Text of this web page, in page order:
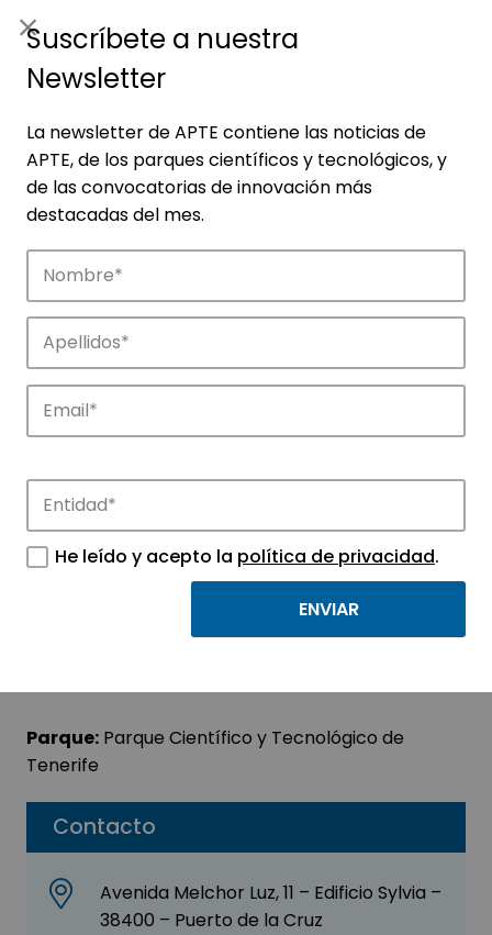
Empresas
Descubre las empresas que impulsan la
innovación en los parques de APTE.
Contacto
Avenida Melchor Luz, 11 – Edificio Sylvia –
38400 – Puerto de la Cruz
CLEVER CODEX SL
Parque: Parque Científico y Tecnológico de
Tenerife
Suscríbete a nuestra
Newsletter
La newsletter de APTE contiene las noticias de
APTE, de los parques científicos y tecnológicos, y
de las convocatorias de innovación más
destacadas del mes.
He leído y acepto la política de privacidad.